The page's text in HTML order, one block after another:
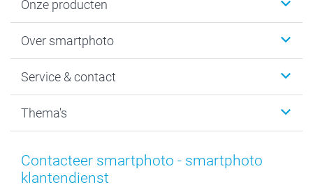
Onze producten
Fotoboeken
Fotocadeaus
Kaarten
Over smartphoto
Vacatures
Bestelproces
Herroepingsrecht
Privacy
Service & contact
Tevredenheidsgarantie
Mijn orderstatus
smartbonus
Thema's
Baby
Moederdag
Contacteer smartphoto - smartphoto
klantendienst